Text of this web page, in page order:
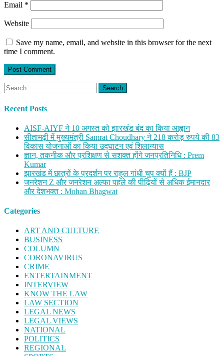
Email *
Website
Save my name, email, and website in this browser for the next
time I comment.
Search
for:
Recent Posts
AISF-AIYF ने 10 अगस्त को झारखंड बंद का किया आह्वान
सीतामढ़ी में मुख्यमंत्री Samrat Choudhary ने 218 करोड़ रुपये की 83
विकास योजनाओं का किया उद्घाटन एवं शिलान्यास
ज्ञान, तकनीक और प्रशिक्षण से सशक्त होंगे जनप्रतिनिधि : Prem
Kumar
झारखंड में छात्रों के प्रदर्शन पर राहुल गांधी चुप क्यों हैं : BJP
जनरेशन Z और जनरेशन अल्फा पहले की पीढ़ियों से अधिक ईमानदार
और देशभक्त : Mohan Bhagwat
Categories
ART AND CULTURE
BUSINESS
COLUMN
CORONAVIRUS
CRIME
ENTERTAINMENT
INTERVIEW
KNOW THE LAW
LAW SECTION
LEGAL NEWS
LEGAL VIEWS
NATIONAL
POLITICS
REGIONAL